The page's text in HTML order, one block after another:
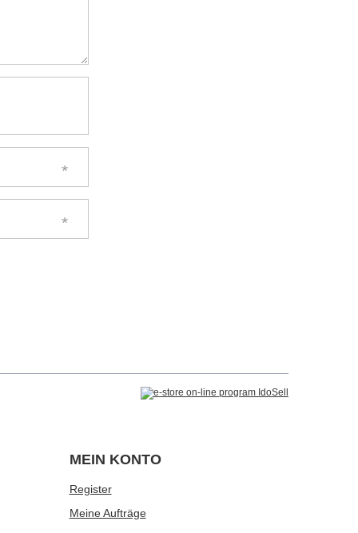
MEIN KONTO
Register
Meine Aufträge